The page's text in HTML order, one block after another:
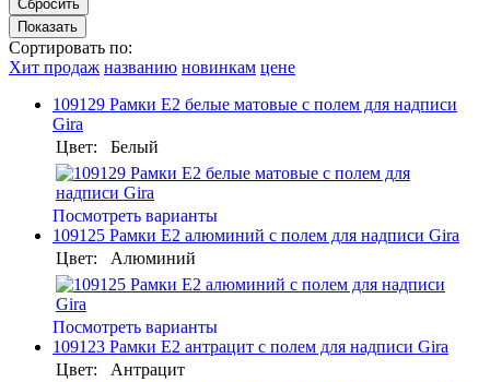
Сортировать по:
Хит продаж названию новинкам цене
109129 Рамки E2 белые матовые с полем для надписи
Gira
Цвет:
Белый
Посмотреть варианты
109125 Рамки E2 алюминий с полем для надписи Gira
Цвет:
Алюминий
Посмотреть варианты
109123 Рамки E2 антрацит с полем для надписи Gira
Цвет:
Антрацит